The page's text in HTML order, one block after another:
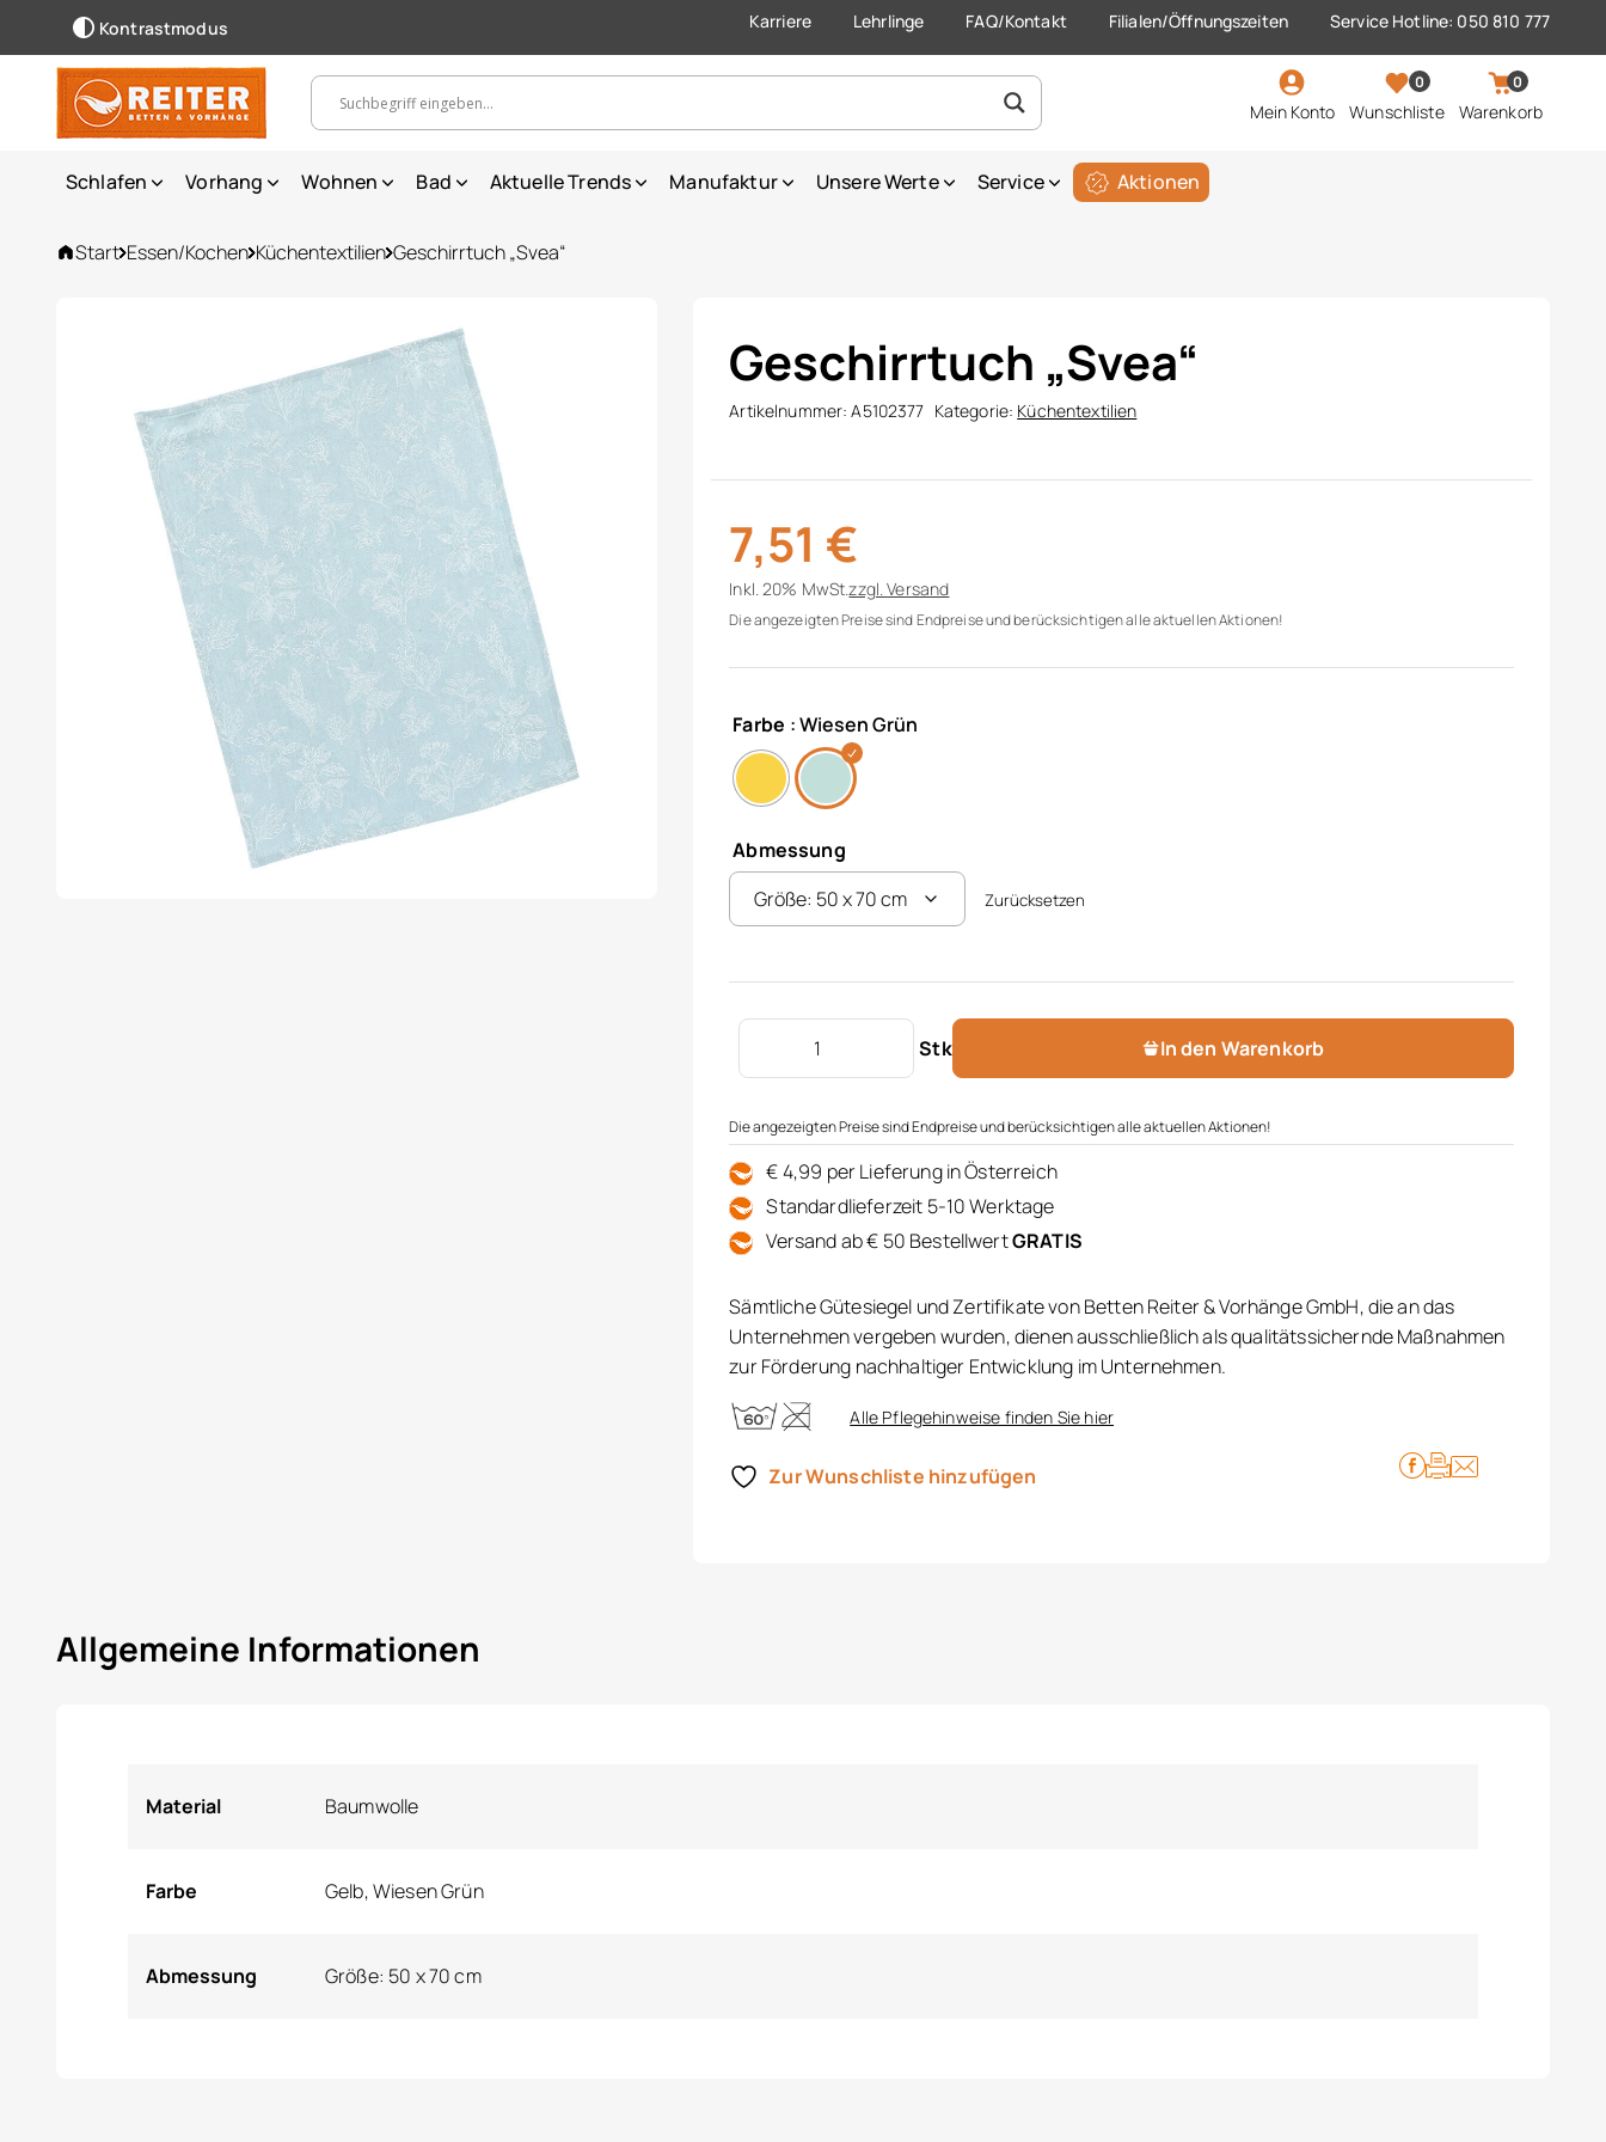
Kontrastmodus Karriere Lehrlinge FAQ/Kontakt Filialen/Öffnungszeiten Service Hotline: 050 810 777
Suchbegriff, Artikelnummer ...
Mein Konto
0
Wunschliste
0
Warenkorb
Schlafen Vorhang Wohnen Bad Aktuelle Trends Manufaktur Unsere Werte Service Aktionen
Start Essen/Kochen Küchentextilien Geschirrtuch „Svea“
Geschirrtuch „Svea“
Artikelnummer:A5102377 Kategorie: Küchentextilien
7,51 €
Inkl. 20% MwSt.zzgl.Versand
Die angezeigten Preise sind Endpreise und berücksichtigen alle aktuellen Aktionen!
Farbe : Wiesen Grün
Abmessung
Zurücksetzen
Stk
Geschirrtuch "Svea" Menge
In den Warenkorb
Die angezeigten Preise sind Endpreise und berücksichtigen alle aktuellen Aktionen!
€ 4,99 per Lieferung in Österreich
Standardlieferzeit 5-10 Werktage
Versand ab € 50 BestellwertGRATIS
Sämtliche Gütesiegel und Zertifikate von Betten Reiter & Vorhänge GmbH, die an das
Unternehmen vergeben wurden, dienen ausschließlich als qualitätssichernde Maßnahmen
zur Förderung nachhaltiger Entwicklung im Unternehmen.
Alle Pflegehinweise finden Sie hier
Zur Wunschliste hinzufügen
Allgemeine Informationen
Material Baumwolle
Farbe Gelb, Wiesen Grün
Abmessung Größe: 50 x 70 cm